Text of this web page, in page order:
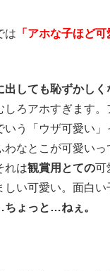
は 「アホな子ほど可
出しても恥ずかし
しろアホすぎます
いう「ウザ可愛い」
わなとこが可愛いっ
れは観賞用とての可
しい可愛い。面白
ょっと…ねぇ。